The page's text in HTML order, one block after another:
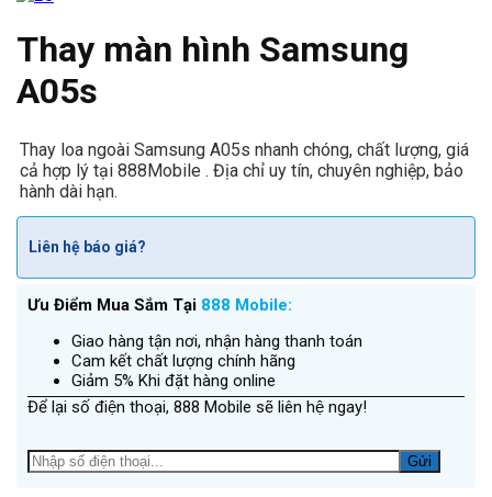
Thay màn hình Samsung
A05s
Thay loa ngoài Samsung A05s nhanh chóng, chất lượng, giá
cả hợp lý tại 888Mobile . Địa chỉ uy tín, chuyên nghiệp, bảo
hành dài hạn.
Liên hệ báo giá?
Ưu Điểm Mua Sắm Tại 888 Mobile:
Giao hàng tận nơi, nhận hàng thanh toán
Cam kết chất lượng chính hãng
Giảm 5% Khi đặt hàng online
Để lại số điện thoại, 888 Mobile sẽ liên hệ ngay!